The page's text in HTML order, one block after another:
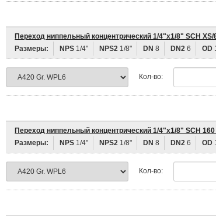
Переход ниппельный концентрический 1/4"х1/8" SCH XS/
Размеры:
NPS 1/4" NPS2 1/8" DN 8 DN2 6 OD
Кол-во:
Переход ниппельный концентрический 1/4"х1/8" SCH 160
Размеры:
NPS 1/4" NPS2 1/8" DN 8 DN2 6 OD
Кол-во: